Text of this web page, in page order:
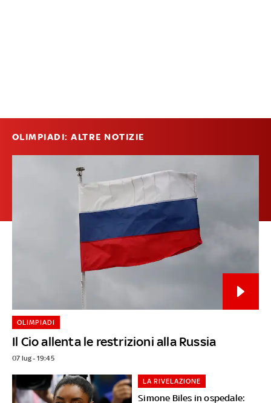
OLIMPIADI: ALTRE NOTIZIE
Il Cio allenta le restrizioni alla Russia
OLIMPIADI
07 lug - 19:45
Simone Biles in ospedale:
LA RIVELAZIONE